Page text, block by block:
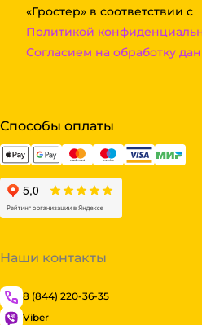
«Гростер» в соответствии с
Политикой
Согласием на обработку
Способы оплаты
Наши контакты
8 (844) 220-36-35
Viber